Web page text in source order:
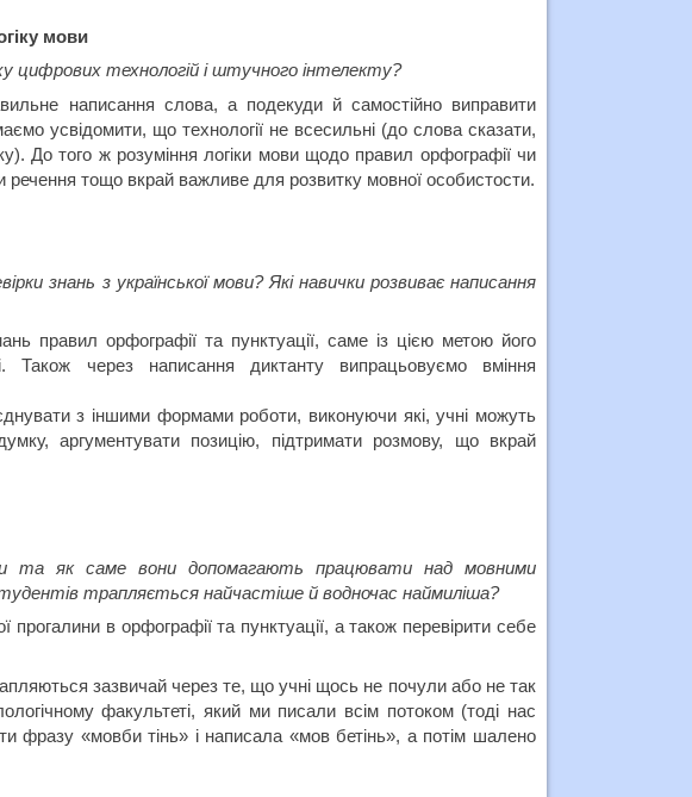
мови
цифрових технологій і штучного інтелекту?
написання слова, а подекуди й самостійно виправити
усвідомити, що технології не всесильні (до слова сказати,
До того ж розуміння логіки мови щодо правил орфографії чи
речення тощо вкрай важливе для розвитку мовної особистости.
знань з української мови? Які навички розвиває написання
правил орфографії та пунктуації, саме із цією метою його
Також через написання диктанту випрацьовуємо вміння
з іншими формами роботи, виконуючи які, учні можуть
аргументувати позицію, підтримати розмову, що вкрай
та як саме вони допомагають працювати над мовними
трапляється найчастіше й водночас наймиліша?
в орфографії та пунктуації, а також перевірити себе
зазвичай через те, що учні щось не почули або не так
факультеті, який ми писали всім потоком (тоді нас
фразу «мовби тінь» і написала «мов бетінь», а потім шалено